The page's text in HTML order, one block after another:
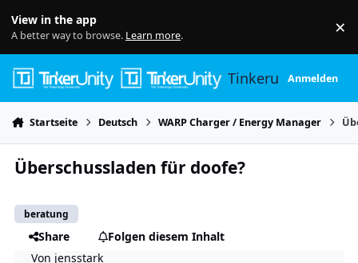
View in the app
A better way to browse. Learn more. ×
TinkerunityAnmelden
Startseite Deutsch WARP Charger / Energy Manager
Überschussladen für doofe?
beratung
Share
Folgen diesem Inhalt
Von jensstark